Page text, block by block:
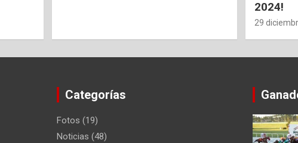
2024!
29
Categorías
Fotos (19)
Noticias (48)